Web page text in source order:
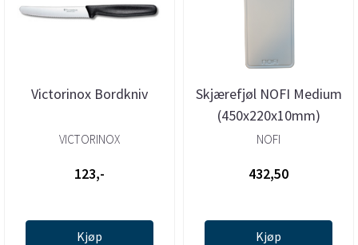
Victorinox Bordkniv
VICTORINOX
123,-
Kjøp
Skjærefjøl NOFI Medium
(450x220x10mm)
NOFI
432,50
Kjøp